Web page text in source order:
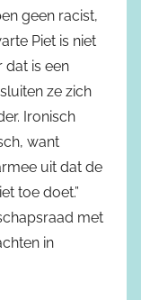
geen racist,
Piet is niet
dat is een
ze zich
Ironisch
want
uit dat de
toe doet.”
met
in